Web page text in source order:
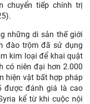
chuyển tiếp chính trị
những di sản thế giới
đào trộm đã sử dụng
kim loại để khai quật
có niên đại hơn 2.000
hiện vật bất hợp pháp
được đánh giá là cao
kể từ khi cuộc nội